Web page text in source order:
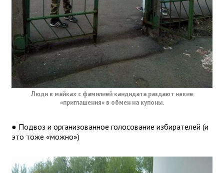
Люди в майках с фамилией кандидата раздают некие
«приглашения» в обмен на купоны.
● Подвоз и организованное голосование избирателей (и
это тоже «можно»)